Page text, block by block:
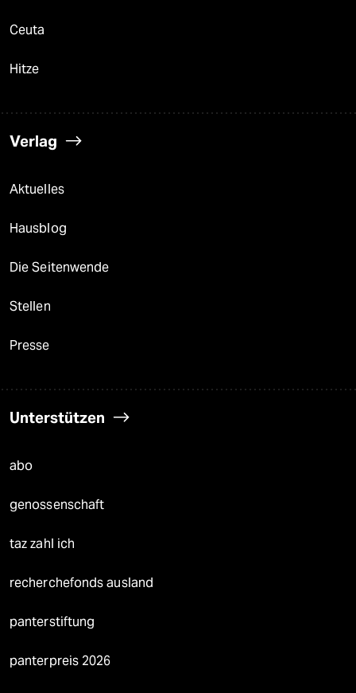
Ceuta
Hitze
Verlag
Aktuelles
Hausblog
Die Seitenwende
Stellen
Presse
Unterstützen
abo
genossenschaft
taz zahl ich
recherchefonds ausland
panterstiftung
panterpreis 2026